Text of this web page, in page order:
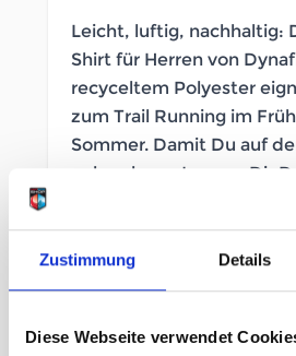
Zustimmung Details
Diese Webseite verwendet
Leicht, luftig, nachhaltig:
Shirt für Herren von
recyceltem Polyester
zum Trail Running im
Sommer. Damit Du auf
geben kannst, muss Dir
Bekleidung ein gutes
Alpine Shirt schafft das
doppelter Hinsicht: Es
aus recycelten PET-
hervorragendem